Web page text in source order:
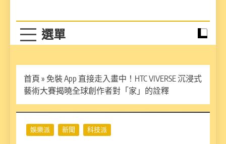
首頁 » 免裝 App 直接走入畫中！HTC VIVERSE 沉浸式
藝術大賽揭曉全球創作者對「家」的詮釋
娛樂派 新聞 科技派